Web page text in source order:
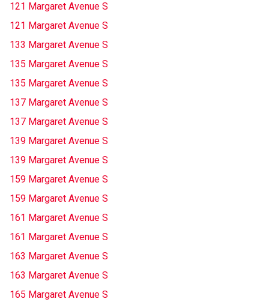
121 Margaret Avenue S
121 Margaret Avenue S
133 Margaret Avenue S
135 Margaret Avenue S
135 Margaret Avenue S
137 Margaret Avenue S
137 Margaret Avenue S
139 Margaret Avenue S
139 Margaret Avenue S
159 Margaret Avenue S
159 Margaret Avenue S
161 Margaret Avenue S
161 Margaret Avenue S
163 Margaret Avenue S
163 Margaret Avenue S
165 Margaret Avenue S